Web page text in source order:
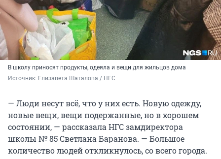
В школу приносят продукты, одеяла и вещи для жильцов дома
Источник: Елизавета Шаталова / НГС
— Люди несут всё, что у них есть. Новую одежду,
новые вещи, вещи подержанные, но в хорошем
состоянии, — рассказала НГС замдиректора
школы № 85 Светлана Баранова. — Большое
количество людей откликнулось, со всего города.